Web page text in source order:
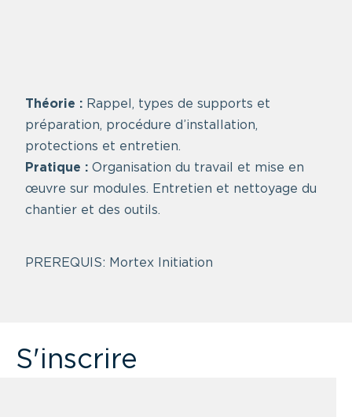
Théorie : Rappel, types de supports et
préparation, procédure d’installation,
protections et entretien.
Pratique : Organisation du travail et mise en
œuvre sur modules. Entretien et nettoyage du
chantier et des outils.
PREREQUIS: Mortex Initiation
S'inscrire